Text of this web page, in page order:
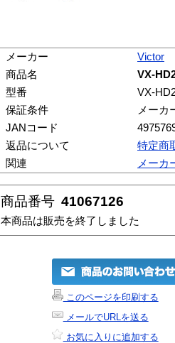
メーカー
Victor
商品名
VX-
型番
VX-
保証条件
メーカ
JANコード
返品について
特定商
関連
メーカ
商品番号 41067126
本商品は販売を終了しました
このページを印刷する
メールでURLを送る
お気に入りに追加する